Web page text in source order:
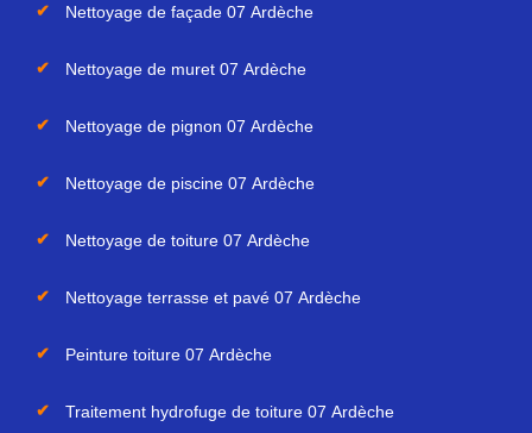
Nettoyage de façade 07 Ardèche
Nettoyage de muret 07 Ardèche
Nettoyage de pignon 07 Ardèche
Nettoyage de piscine 07 Ardèche
Nettoyage de toiture 07 Ardèche
Nettoyage terrasse et pavé 07 Ardèche
Peinture toiture 07 Ardèche
Traitement hydrofuge de toiture 07 Ardèche